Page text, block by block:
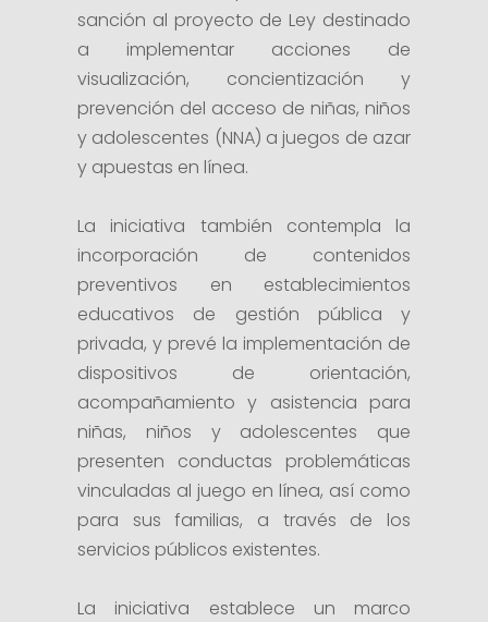
sanción al proyecto de Ley destinado
a implementar acciones de
visualización, concientización y
prevención del acceso de niñas, niños
y adolescentes (NNA) a juegos de azar
y apuestas en línea.
La iniciativa también contempla la
incorporación de contenidos
preventivos en establecimientos
educativos de gestión pública y
privada, y prevé la implementación de
dispositivos de orientación,
acompañamiento y asistencia para
niñas, niños y adolescentes que
presenten conductas problemáticas
vinculadas al juego en línea, así como
para sus familias, a través de los
servicios públicos existentes.
La iniciativa establece un marco